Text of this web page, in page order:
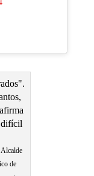
Alcalde
de